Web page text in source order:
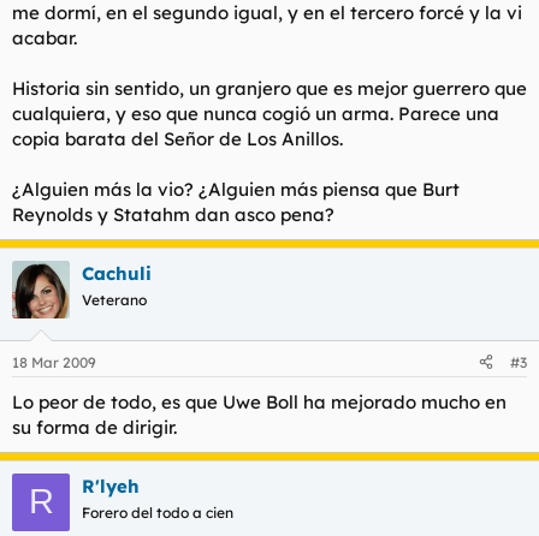
me dormí, en el segundo igual, y en el tercero forcé y la vi
acabar.
Historia sin sentido, un granjero que es mejor guerrero que
cualquiera, y eso que nunca cogió un arma. Parece una
copia barata del Señor de Los Anillos.
¿Alguien más la vio? ¿Alguien más piensa que Burt
Reynolds y Statahm dan asco pena?
Cachuli
Veterano
18 Mar 2009 #3
Lo peor de todo, es que Uwe Boll ha mejorado mucho en
su forma de dirigir.
R R'lyeh
Forero del todo a cien